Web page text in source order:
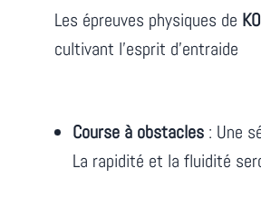
Les épreuves physiques de
cultivant l’esprit d’entraide
Course à obstacles : Une
La rapidité et la fluidité